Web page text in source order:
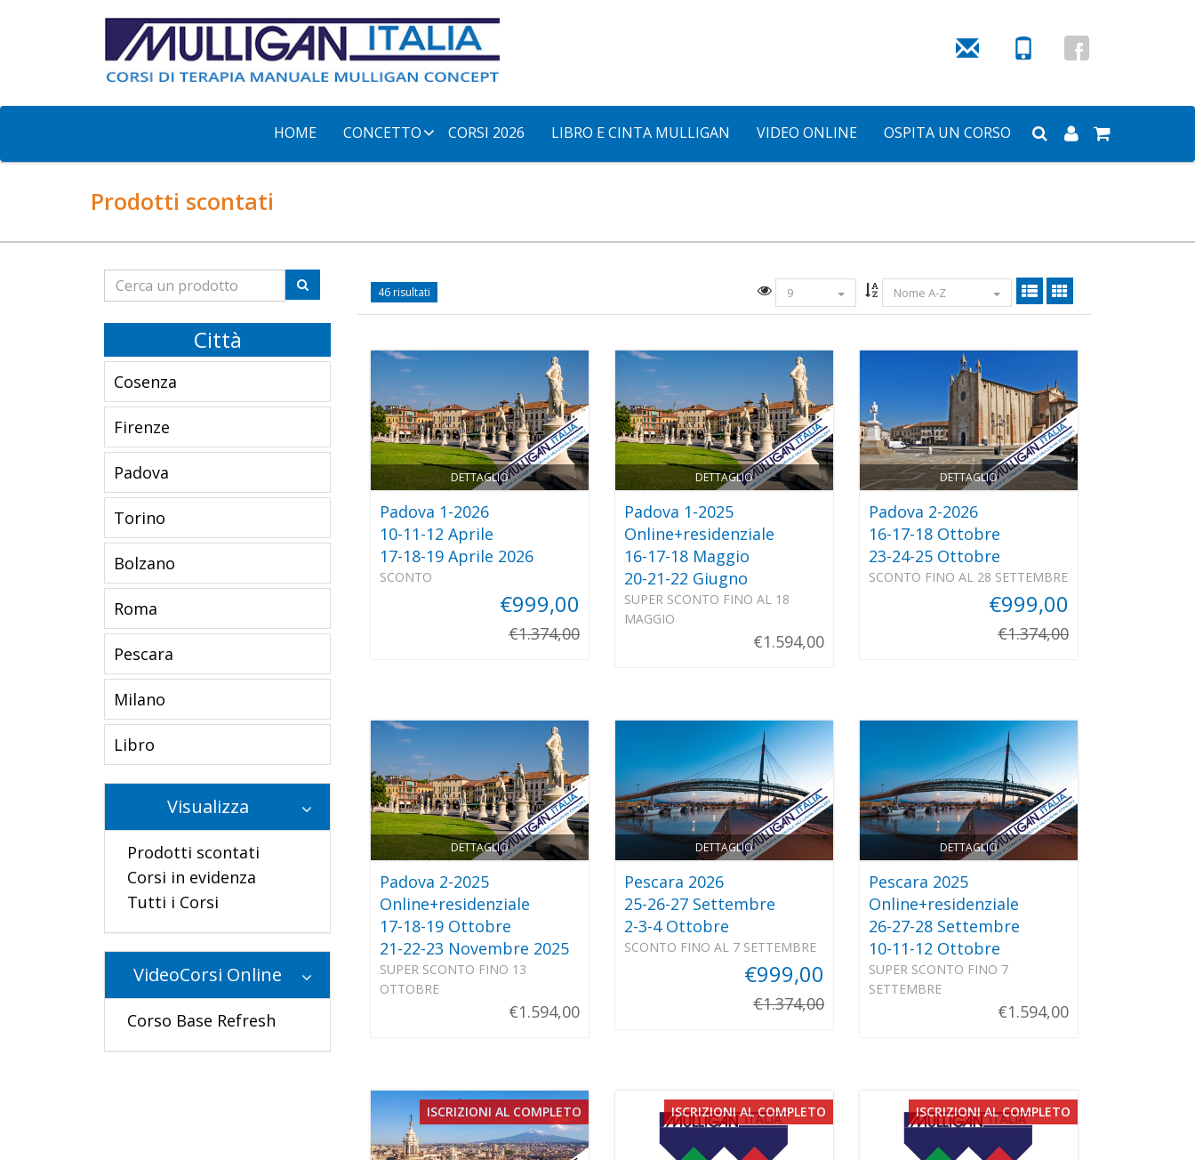
HOME CONCETTO CORSI 2026 LIBRO E CINTA MULLIGAN VIDEO ONLINE OSPITA UN CORSO
Prodotti scontati
Città
Cosenza
Firenze
Padova
Torino
Bolzano
Roma
Pescara
Milano
Libro
Visualizza
Prodotti scontati
Corsi in evidenza
Tutti i Corsi
VideoCorsi Online
Corso Base Refresh
46 risultati Nome A-Z
9
DETTAGLIO
Padova 1-2026
10-11-12 Aprile
17-18-19 Aprile 2026
SCONTO
€999,00
€1.374,00
DETTAGLIO
Padova 1-2025
Online+residenziale
16-17-18 Maggio
20-21-22 Giugno
SUPER SCONTO FINO AL 18
MAGGIO
€1.594,00
DETTAGLIO
Padova 2-2026
16-17-18 Ottobre
23-24-25 Ottobre
SCONTO FINO AL 28 SETTEMBRE
€999,00
€1.374,00
DETTAGLIO
Padova 2-2025
Online+residenziale
17-18-19 Ottobre
21-22-23 Novembre 2025
SUPER SCONTO FINO 13
OTTOBRE
€1.594,00
DETTAGLIO
Pescara 2026
25-26-27 Settembre
2-3-4 Ottobre
SCONTO FINO AL 7 SETTEMBRE
€999,00
€1.374,00
DETTAGLIO
Pescara 2025
Online+residenziale
26-27-28 Settembre
10-11-12 Ottobre
SUPER SCONTO FINO 7
SETTEMBRE
€1.594,00
ISCRIZIONI AL COMPLETO ISCRIZIONI AL COMPLETO ISCRIZIONI AL COMPLETO